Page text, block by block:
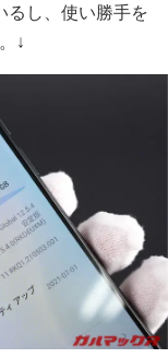
るし、使い勝手を
↓